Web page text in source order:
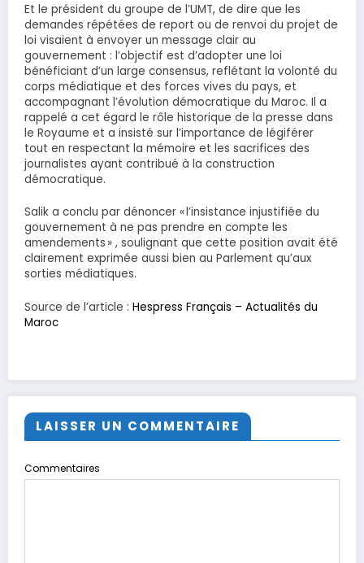
Et le président du groupe de l’UMT, de dire que les
demandes répétées de report ou de renvoi du projet de
loi visaient à envoyer un message clair au
gouvernement : l’objectif est d’adopter une loi
bénéficiant d’un large consensus, reflétant la volonté du
corps médiatique et des forces vives du pays, et
accompagnant l’évolution démocratique du Maroc. Il a
rappelé a cet égard le rôle historique de la presse dans
le Royaume et a insisté sur l’importance de légiférer
tout en respectant la mémoire et les sacrifices des
journalistes ayant contribué à la construction
démocratique.
Salik a conclu par dénoncer « l’insistance injustifiée du
gouvernement à ne pas prendre en compte les
amendements » , soulignant que cette position avait été
clairement exprimée aussi bien au Parlement qu’aux
sorties médiatiques.
Source de l’article : Hespress Français – Actualités du
Maroc
LAISSER UN COMMENTAIRE
Commentaires